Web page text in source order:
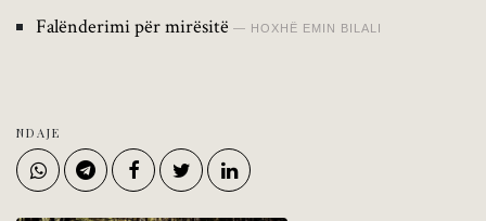
Falënderimi për mirësitë HOXHË EMIN BILALI
NDAJE